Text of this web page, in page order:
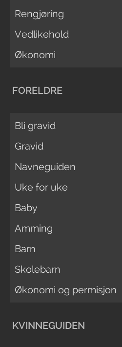
Rengjøring
Vedlikehold
Økonomi
FORELDRE
Bli gravid
Gravid
Navneguiden
Uke for uke
Baby
Amming
Barn
Skolebarn
Økonomi og permisjon
KVINNEGUIDEN